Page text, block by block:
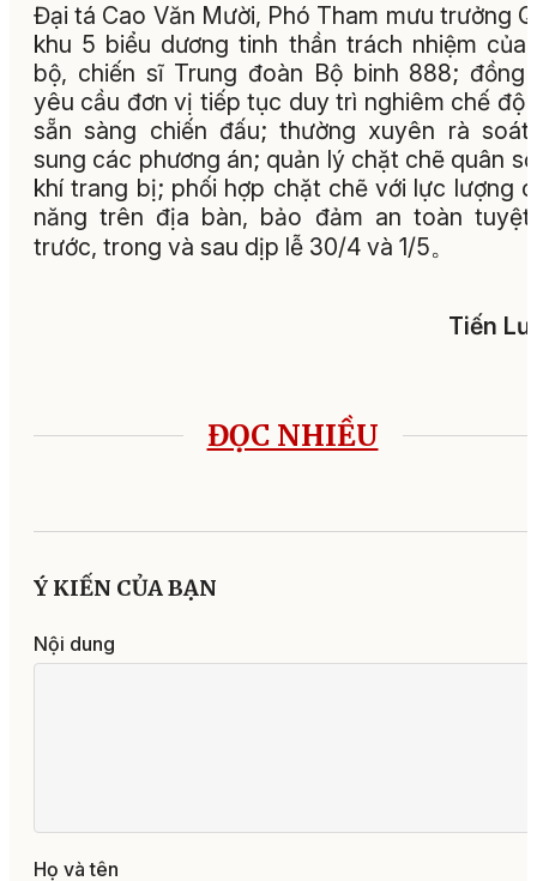
Đại tá Cao Văn Mười, Phó Tham mưu trưởng
khu 5 biểu dương tinh thần trách nhiệm của
bộ, chiến sĩ Trung đoàn Bộ binh 888; đồng
yêu cầu đơn vị tiếp tục duy trì nghiêm chế độ
sẵn sàng chiến đấu; thường xuyên rà
sung các phương án; quản lý chặt chẽ quân
khí trang bị; phối hợp chặt chẽ với lực lượng
năng trên địa bàn, bảo đảm an toàn
trước, trong và sau dịp lễ 30/4 và 1/5。
Tiến
ĐỌC NHIỀU
Ý KIẾN CỦA BẠN
Nội dung
Họ và tên